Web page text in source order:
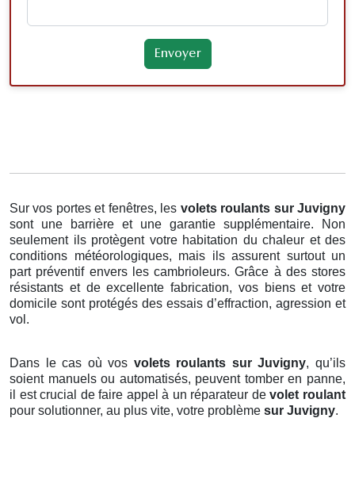
Sur vos portes et fenêtres, les volets roulants sur Juvigny
sont une barrière et une garantie supplémentaire. Non
seulement ils protègent votre habitation du chaleur et des
conditions météorologiques, mais ils assurent surtout un
part préventif envers les cambrioleurs. Grâce à des stores
résistants et de excellente fabrication, vos biens et votre
domicile sont protégés des essais d’effraction, agression et
vol.
Dans le cas où vos volets roulants sur Juvigny, qu’ils
soient manuels ou automatisés, peuvent tomber en panne,
il est crucial de faire appel à un réparateur devolet roulant
pour solutionner, au plus vite, votre problème sur Juvigny.